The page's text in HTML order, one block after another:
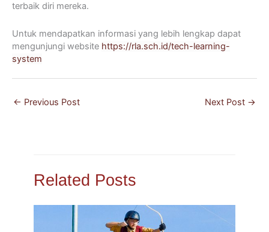
terbaik diri mereka.
Untuk mendapatkan informasi yang lebih lengkap dapat
mengunjungi website https://rla.sch.id/tech-learning-
system
← Previous Post Next Post →
Related Posts